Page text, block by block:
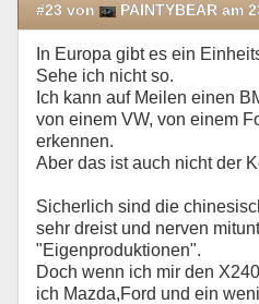
#23 von PAINTYBEAR am
In Europa gibt es ein
Sehe ich nicht so.
Ich kann auf Meilen einen
von einem VW, von einem
erkennen.
Aber das ist auch nicht der
Sicherlich sind die
sehr dreist und nerven
"Eigenproduktionen".
Doch wenn ich mir den
ich Mazda,Ford und ein